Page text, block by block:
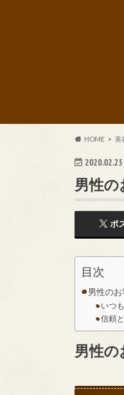
HOME 美
2020.02.25
男性
ポ
目次
男性の
いつ
信頼
男性の